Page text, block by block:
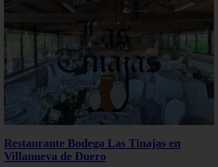
Restaurante Bodega Las Tinajas en
Villanueva de Duero